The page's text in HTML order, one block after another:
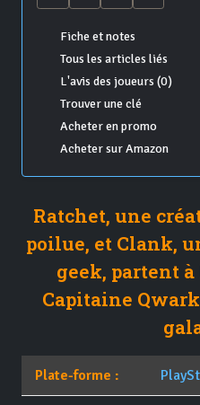
Fiche et notes
Tous les articles liés
L'avis des joueurs (0)
Trouver une clé
Acheter en promo
Acheter sur Amazon
Ratchet, une
poilue, et Clank,
geek, partent
Capitaine
Plate-forme :